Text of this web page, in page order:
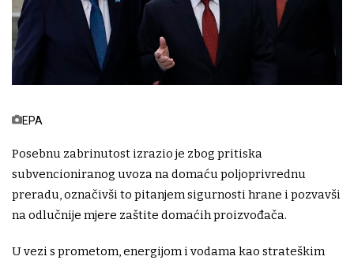
EPA
Posebnu zabrinutost izrazio je zbog pritiska
subvencioniranog uvoza na domaću poljoprivrednu
preradu, označivši to pitanjem sigurnosti hrane i pozvavši
na odlučnije mjere zaštite domaćih proizvođača.
U vezi s prometom, energijom i vodama kao strateškim